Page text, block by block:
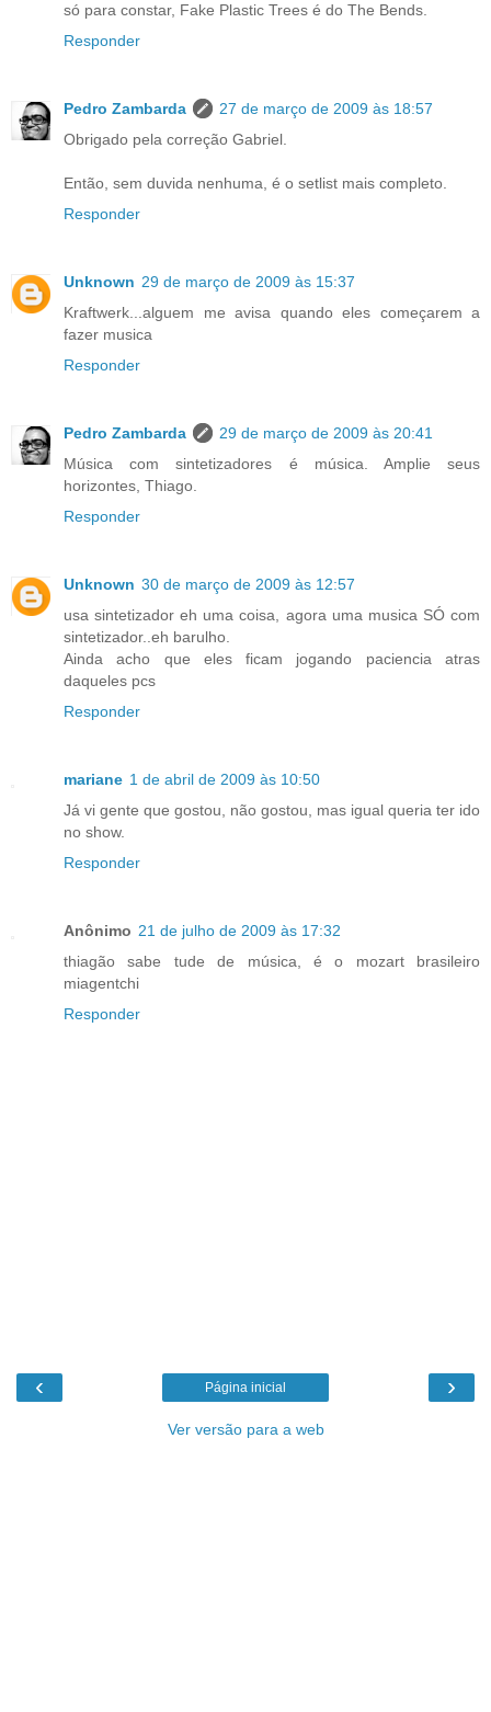
só para constar, Fake Plastic Trees é do The Bends.
Responder
Pedro Zambarda
27 de março de 2009 às 18:57
Obrigado pela correção Gabriel.
Então, sem duvida nenhuma, é o setlist mais completo.
Responder
Unknown 29 de março de 2009 às 15:37
Kraftwerk...alguem me avisa quando eles começarem a
fazer musica
Responder
Pedro Zambarda
29 de março de 2009 às 20:41
Música com sintetizadores é música. Amplie seus
horizontes, Thiago.
Responder
Unknown 30 de março de 2009 às 12:57
usa sintetizador eh uma coisa, agora uma musica SÓ com
sintetizador..eh barulho.
Ainda acho que eles ficam jogando paciencia atras
daqueles pcs
Responder
mariane 1 de abril de 2009 às 10:50
Já vi gente que gostou, não gostou, mas igual queria ter ido
no show.
Responder
Anônimo 21 de julho de 2009 às 17:32
thiagão sabe tude de música, é o mozart brasileiro
miagentchi
Responder
‹ ›
Página inicial
Ver versão para a web